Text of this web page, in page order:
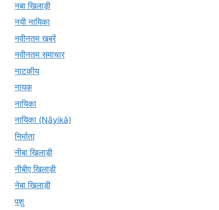
नबा खिलाड़ी
नयी नायिका
नवीनतम खबरें
नवीनतम समाचार
नाटकीय
नायक
नायिका
नायिका (Nāyikā)
निर्माता
नीबा खिलाड़ी
नीबीए खिलाड़ी
नेबा खिलाड़ी
पशु